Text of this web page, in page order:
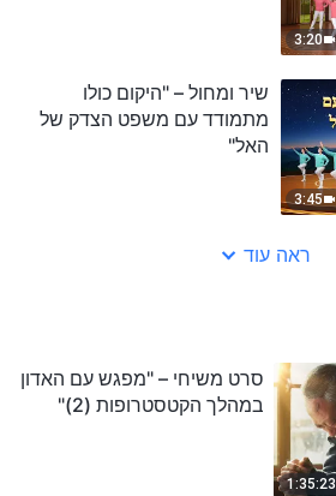
3:20
3:45
שיר ומחול – "היקום כולו
מתמודד עם משפט הצדק של
האל"
ראה עוד
1:35:23
סרט משיחי – "מפגש עם האדון
במהלך הקטסטרופות (2)"